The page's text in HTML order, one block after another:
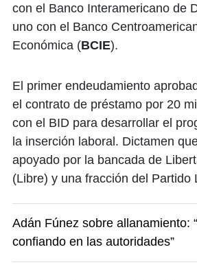
con el Banco Interamericano de
uno con el Banco
Económica (BCIE).
El primer endeudamiento
el contrato de préstamo por 20
con el BID para desarrollar el
la inserción laboral. Dictamen
apoyado por la bancada de
(Libre) y una fracción del Partido
Adán Fúnez sobre allanamiento:
confiando en las autoridades”